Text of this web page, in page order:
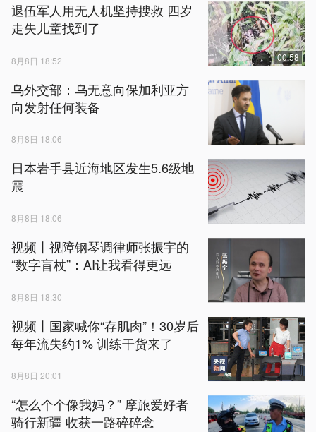
退伍军人用无人机坚持搜救 四岁
走失儿童找到了
8月8日 18:52 00:58
乌外交部：乌无意向保加利亚方
向发射任何装备
8月8日 18:06
日本岩手县近海地区发生5.6级地
震
8月8日 18:06
视频丨视障钢琴调律师张振宇的
“数字盲杖”：AI让我看得更远
8月8日 18:30
视频丨国家喊你“存肌肉”！30岁后
每年流失约1% 训练干货来了
8月8日 20:01
“怎么个个像我妈？” 摩旅爱好者
骑行新疆 收获一路碎碎念